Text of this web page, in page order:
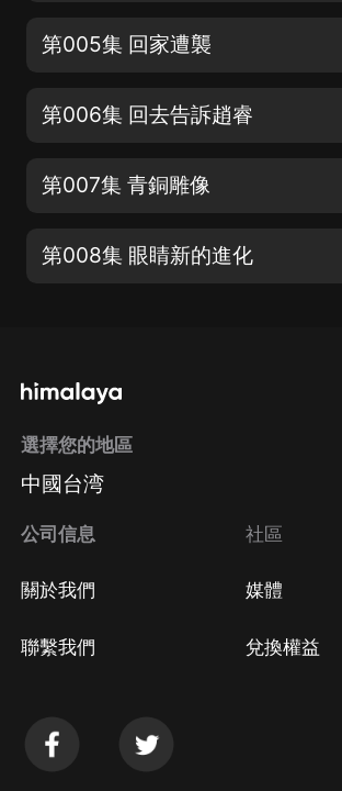
第005集 回家遭襲
第006集 回去告訴趙睿
第007集 青銅雕像
第008集 眼睛新的進化
選擇您的地區
中國台湾
公司信息
關於我們
聯繫我們
社區
媒體
兌換權益